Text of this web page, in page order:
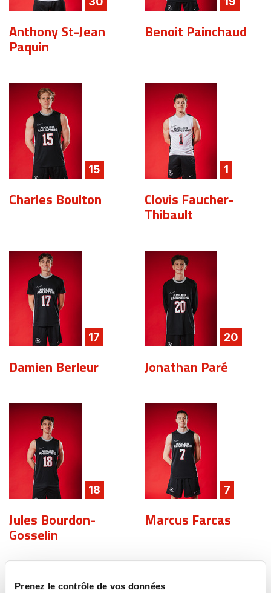
Prenez le contrôle de vos données
Anthony St-Jean
Paquin
Benoit Painchaud
15
Charles Boulton
1
Clovis Faucher-
Thibault
17
Damien Berleur
20
Jonathan Paré
18
Jules Bourdon-
Gosselin
7
Marcus Farcas